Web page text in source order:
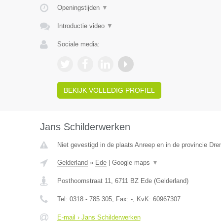
Openingstijden ▼
Introductie video ▼
Sociale media:
BEKIJK VOLLEDIG PROFIEL
Jans Schilderwerken
Niet gevestigd in de plaats Anreep en in de provincie
Gelderland » Ede| Google maps ▼
Posthoornstraat 11, 6711 BZ Ede(Gelderland)
Tel: 0318 - 785 305, Fax: -, KvK: 60967307
E-mail › Jans Schilderwerken